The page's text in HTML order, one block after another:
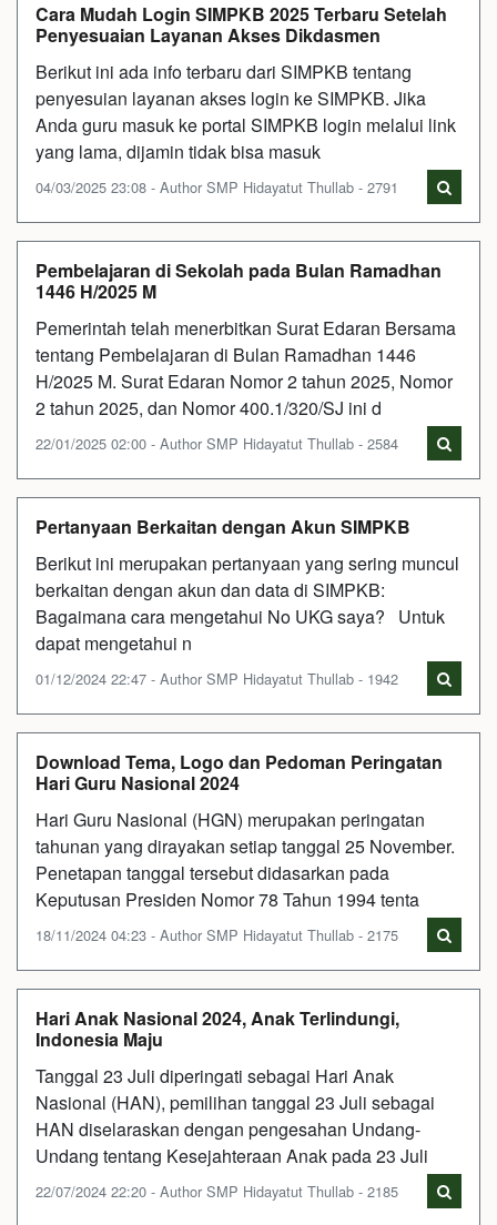
Cara Mudah Login SIMPKB 2025 Terbaru Setelah
Penyesuaian Layanan Akses Dikdasmen
Berikut ini ada info terbaru dari SIMPKB tentang
penyesuian layanan akses login ke SIMPKB. Jika
Anda guru masuk ke portal SIMPKB login melalui link
yang lama, dijamin tidak bisa masuk
04/03/2025 23:08 - Author SMP Hidayatut Thullab - 2791
Pembelajaran di Sekolah pada Bulan Ramadhan
1446 H/2025 M
Pemerintah telah menerbitkan Surat Edaran Bersama
tentang Pembelajaran di Bulan Ramadhan 1446
H/2025 M. Surat Edaran Nomor 2 tahun 2025, Nomor
2 tahun 2025, dan Nomor 400.1/320/SJ ini d
22/01/2025 02:00 - Author SMP Hidayatut Thullab - 2584
Pertanyaan Berkaitan dengan Akun SIMPKB
Berikut ini merupakan pertanyaan yang sering muncul
berkaitan dengan akun dan data di SIMPKB:
Bagaimana cara mengetahui No UKG saya? Untuk
dapat mengetahui n
01/12/2024 22:47 - Author SMP Hidayatut Thullab - 1942
Download Tema, Logo dan Pedoman Peringatan
Hari Guru Nasional 2024
Hari Guru Nasional (HGN) merupakan peringatan
tahunan yang dirayakan setiap tanggal 25 November.
Penetapan tanggal tersebut didasarkan pada
Keputusan Presiden Nomor 78 Tahun 1994 tenta
18/11/2024 04:23 - Author SMP Hidayatut Thullab - 2175
Hari Anak Nasional 2024, Anak Terlindungi,
Indonesia Maju
Tanggal 23 Juli diperingati sebagai Hari Anak
Nasional (HAN), pemilihan tanggal 23 Juli sebagai
HAN diselaraskan dengan pengesahan Undang-
Undang tentang Kesejahteraan Anak pada 23 Juli
22/07/2024 22:20 - Author SMP Hidayatut Thullab - 2185